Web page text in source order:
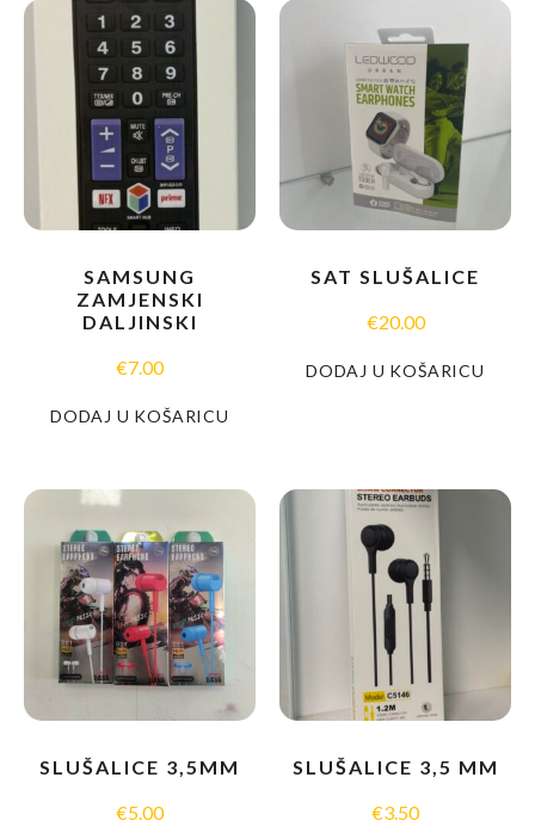
SAMSUNG
ZAMJENSKI
DALJINSKI
€7.00
DODAJ U KOŠARICU
SAT SLUŠALICE
€20.00
DODAJ U KOŠARICU
SLUŠALICE 3,5MM
€5.00
SLUŠALICE 3,5 MM
€3.50